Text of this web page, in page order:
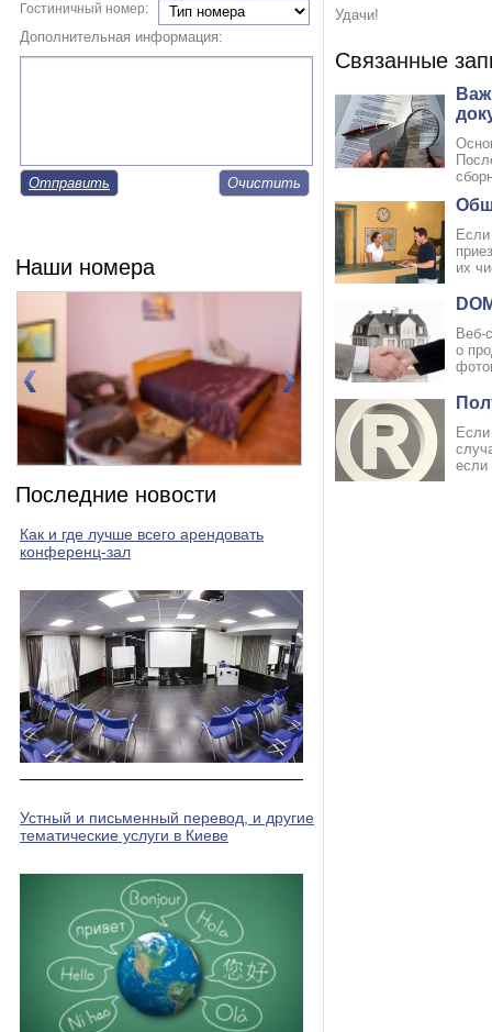
Гостиничный номер:
Дополнительная информация:
Отправить
Наши номера
Номер 3(DBL)
Последние новости
Как и где лучше всего арендовать
конференц-зал
Устный и письменный перевод, и другие
тематические услуги в Киеве
Удачи!
Связанные
их
Веб-
о
если